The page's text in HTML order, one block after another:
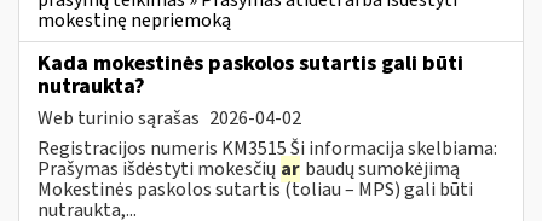
mokestinę nepriemoką
Kada mokestinės paskolos sutartis gali būti
nutraukta?
Web turinio sąrašas 2026-04-02
Registracijos numeris KM3515 Ši informacija skelbiama:
Prašymas išdėstyti mokesčių ar baudų sumokėjimą
Mokestinės paskolos sutartis (toliau – MPS) gali būti
nutraukta,...